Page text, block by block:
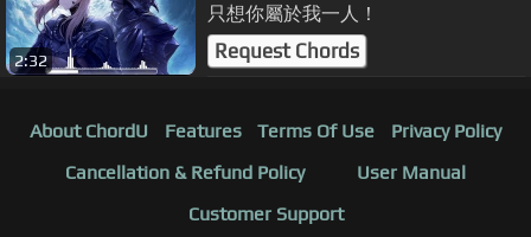
2:32
只想你屬於我一人！
Request Chords
About ChordU Features Terms Of Use
Privacy Policy
Cancellation & Refund Policy
User Manual
Customer Support